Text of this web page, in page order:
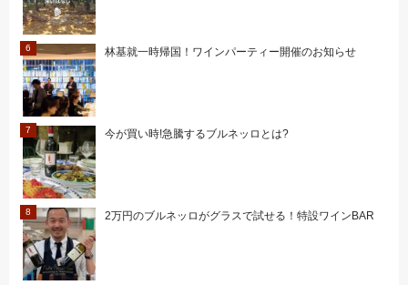
林基就一時帰国！ワインパーティー開催のお知らせ
今が買い時!急騰するブルネッロとは?
2万円のブルネッロがグラスで試せる！特設ワインBAR